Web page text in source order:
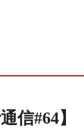
信#64】